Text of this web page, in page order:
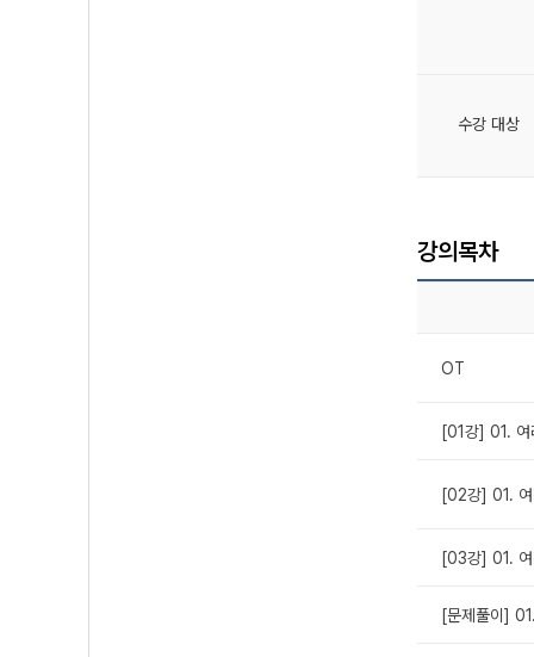
수강 대상
강의목차
OT
[01강] 01. 여
[02강] 01.
[03강] 01.
[문제풀이]